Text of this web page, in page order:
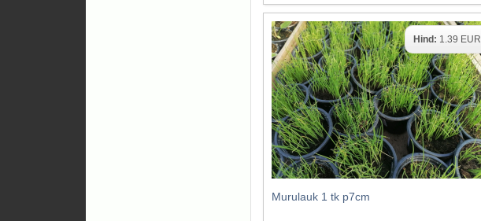
Murulauk 1 tk p7cm
Hind: 1.39 EUR